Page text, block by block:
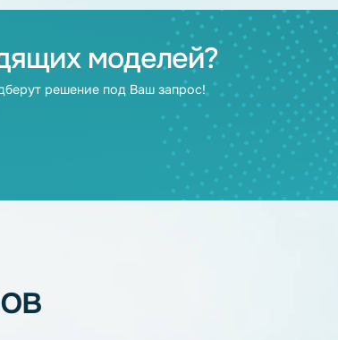
В наличии
Аккумулятор LiFePO4 50000mAh
100A 3.2V
50
подберут решение под Ваш запрос!